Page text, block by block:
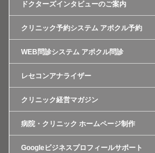
ドクターズインタビューのご案内
クリニック予約システム アポクル予約
WEB問診システム アポクル問診
レセコンアナライザー
クリニック経営マガジン
病院・クリニック ホームページ制作
Googleビジネスプロフィールサポート